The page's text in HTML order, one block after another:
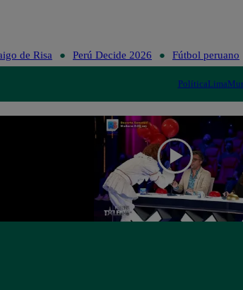
de Risa Perú Decide 2026 Fútbol peruano
PolíticaLima